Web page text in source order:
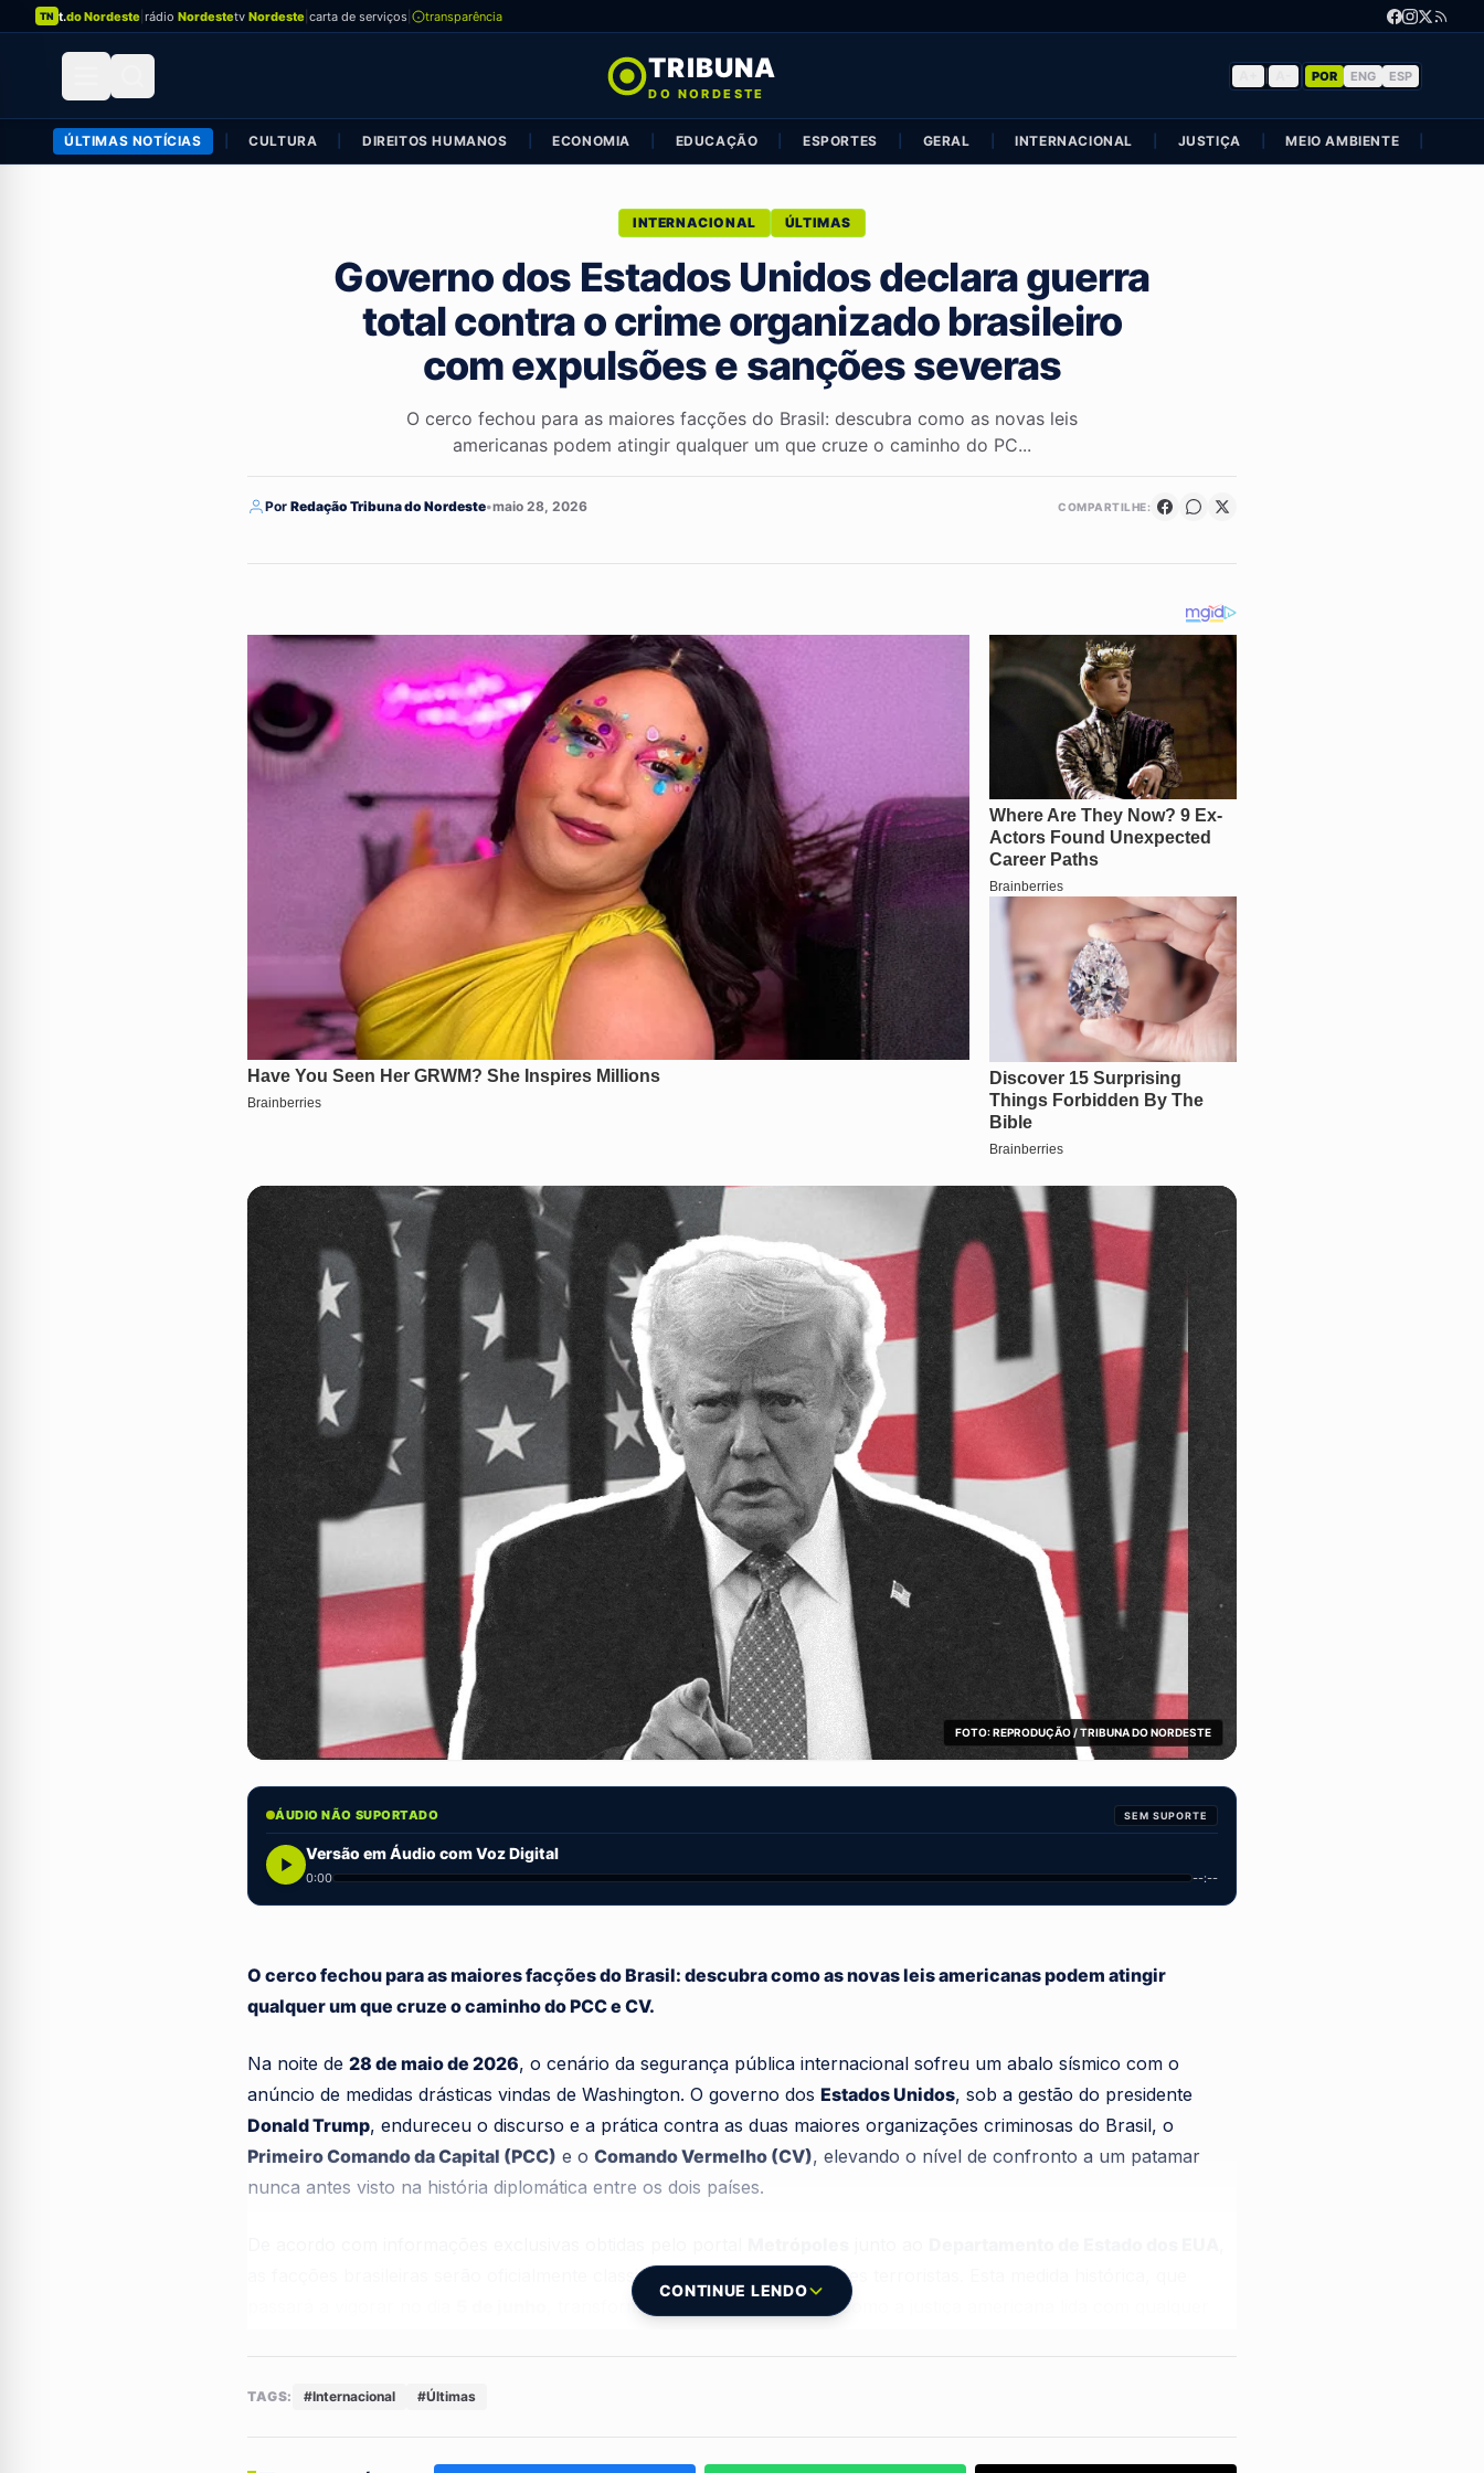
TN t.do Nordeste rádio Nordestetv Nordeste carta de serviços transparência
TRIBUNA
DO NORDESTE
POR ENG ESP
ÚLTIMAS NOTÍCIAS CULTURA DIREITOS HUMANOS ECONOMIA EDUCAÇÃO ESPORTES GERAL INTERNACIONAL JUSTIÇA MEIO AMBIENTE
INTERNACIONAL ÚLTIMAS
Governo dos Estados Unidos declara guerra
total contra o crime organizado brasileiro
com expulsões e sanções severas
O cerco fechou para as maiores facções do Brasil: descubra como as novas leis
americanas podem atingir qualquer um que cruze o caminho do PC...
Por Redação Tribuna do Nordeste•maio 28, 2026 COMPARTILHE:
FOTO: REPRODUÇÃO / TRIBUNA DO NORDESTE
ÁUDIO NÃO SUPORTADO SEM SUPORTE
Versão em Áudio com Voz Digital
0:00 --:--
O cerco fechou para as maiores facções do Brasil: descubra como as novas leis americanas podem atingir
qualquer um que cruze o caminho do PCC e CV.
Na noite de 28 de maio de 2026, o cenário da segurança pública internacional sofreu um abalo sísmico com o
anúncio de medidas drásticas vindas de Washington. O governo dos Estados Unidos, sob a gestão do presidente
Donald Trump, endureceu o discurso e a prática contra as duas maiores organizações criminosas do Brasil, o
Primeiro Comando da Capital (PCC) e o Comando Vermelho (CV), elevando o nível de confronto a um patamar
nunca antes visto na história diplomática entre os dois países.
as facções brasileiras serão oficialmente classificadas como organizações terroristas. Esta medida histórica, que
, transforma radicalmente a forma como a justiça americana lida com qualquer
CONTINUE LENDO
TAGS: #Internacional #Últimas